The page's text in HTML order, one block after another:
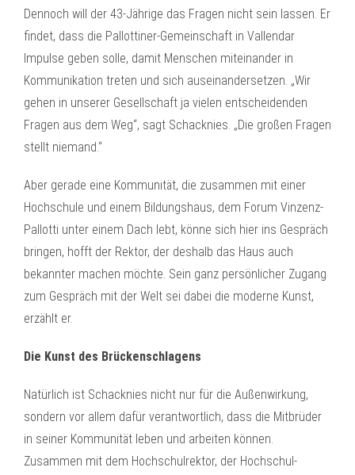
Dennoch will der 43-Jährige das Fragen nicht sein lassen. Er
findet, dass die Pallottiner-Gemeinschaft in Vallendar
Impulse geben solle, damit Menschen miteinander in
Kommunikation treten und sich auseinandersetzen. „Wir
gehen in unserer Gesellschaft ja vielen entscheidenden
Fragen aus dem Weg“, sagt Schacknies. „Die großen Fragen
stellt niemand.“
Aber gerade eine Kommunität, die zusammen mit einer
Hochschule und einem Bildungshaus, dem Forum Vinzenz-
Pallotti unter einem Dach lebt, könne sich hier ins Gespräch
bringen, hofft der Rektor, der deshalb das Haus auch
bekannter machen möchte. Sein ganz persönlicher Zugang
zum Gespräch mit der Welt sei dabei die moderne Kunst,
erzählt er.
Die Kunst des Brückenschlagens
Natürlich ist Schacknies nicht nur für die Außenwirkung,
sondern vor allem dafür verantwortlich, dass die Mitbrüder
in seiner Kommunität leben und arbeiten können.
Zusammen mit dem Hochschulrektor, der Hochschul-